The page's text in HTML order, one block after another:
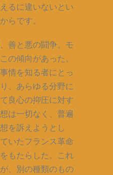
るに違いないとい
らです。
善と悪の闘争。モ
の傾向があった。
情を知る者にとっ
、あらゆる分野に
良心の抑圧に対す
は一切なく、普遍
を訴えようとし
いたフランス革命
もたらした。これ
、別の種類のもの